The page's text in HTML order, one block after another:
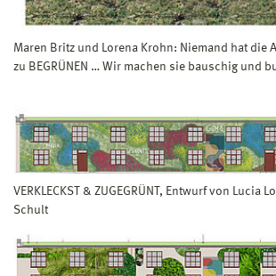
Maren Britz und Lorena Krohn: Niemand hat die
zu BEGRÜNEN … Wir machen sie bauschig und
VERKLECKST & ZUGEGRÜNT, Entwurf von Lucia
Schult